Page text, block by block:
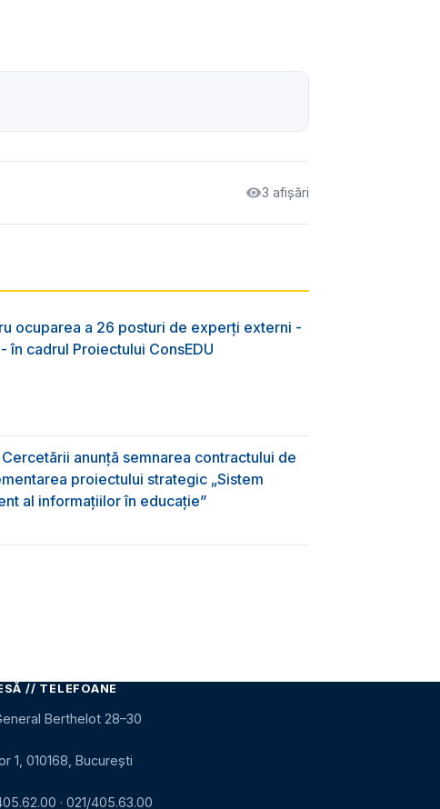
3 afișări
ocuparea a 26 posturi de experți externi -
în cadrul Proiectului ConsEDU
anunță semnarea contractului de
proiectului strategic „Sistem
al informațiilor în educație”
// TELEFOANE
Berthelot 28–30
1, 010168, București
· 021/405.63.00